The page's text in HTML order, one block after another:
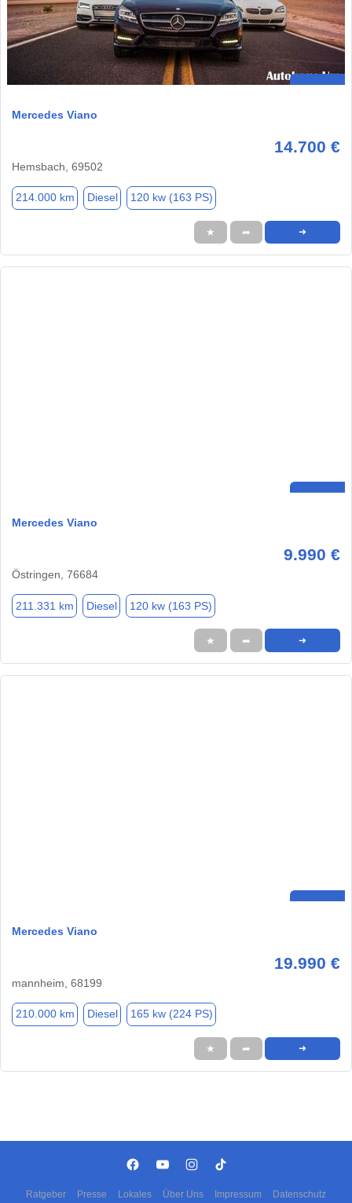
Mercedes Viano
14.700 €
Hemsbach, 69502
214.000 km Diesel 120 kw (163 PS)
★ ➦ ➜
Mercedes Viano
9.990 €
Östringen, 76684
211.331 km Diesel 120 kw (163 PS)
★ ➦ ➜
Mercedes Viano
19.990 €
mannheim, 68199
210.000 km Diesel 165 kw (224 PS)
★ ➦ ➜
Ratgeber Presse Lokales Über Uns Impressum Datenschutz